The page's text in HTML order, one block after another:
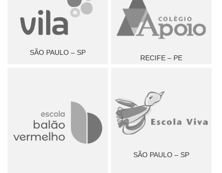
SÃO PAULO – SP
RECIFE – PE
SÃO PAULO – SP